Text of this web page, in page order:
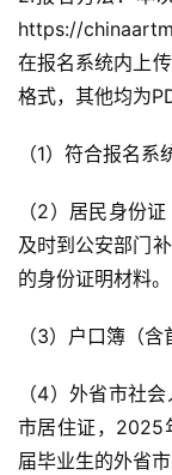
https://
在报名系统内上
格式，其他均为
（1）符合报名
（2）居民身份
及时到公安部门
的身份证明材料。
（3）户口簿（含
（4）外省市社
市居住证，2025
届毕业生的外省市